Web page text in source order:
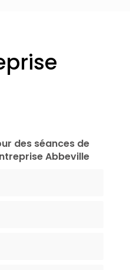
des séances de
Abbeville